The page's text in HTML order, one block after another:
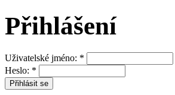
Přihlášení
Uživatelské jméno: *
Heslo: *